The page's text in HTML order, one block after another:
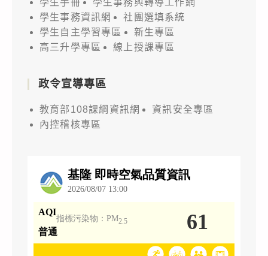
學生手冊
學生事務與轉導工作網
學生事務資訊網
社團選填系統
學生自主學習專區
新生專區
高三升學專區
線上授課專區
政令宣導專區
教育部108課綱資訊網
資訊安全專區
內控稽核專區